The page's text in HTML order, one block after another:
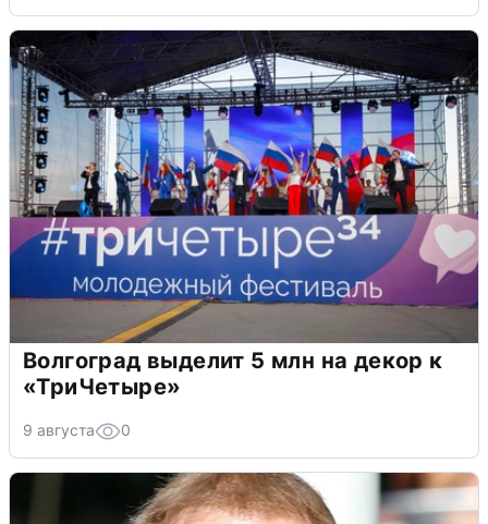
Волгоград выделит 5 млн на декор к
«ТриЧетыре»
9 августа 0